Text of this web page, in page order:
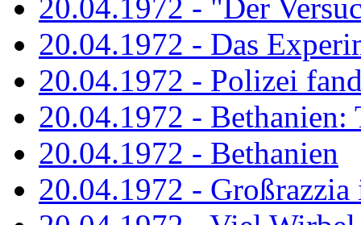
20.04.1972 - "Der
20.04.1972 - Das
20.04.1972 - Polizei
20.04.1972 - Bethanien:
20.04.1972 - Bethanien
20.04.1972 - Großrazzia